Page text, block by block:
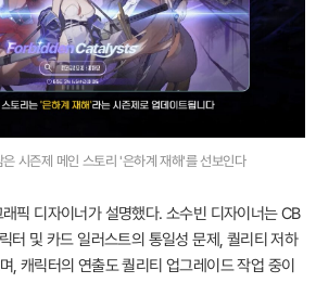
시즌제 메인 스토리 '은하계 재해'를 선보인다
픽 디자이너가 설명했다. 소수빈 디자이너는 CB
터 및 카드 일러스트의 통일성 문제, 퀄리티 저하
, 캐릭터의 연출도 퀄리티 업그레이드 작업 중이